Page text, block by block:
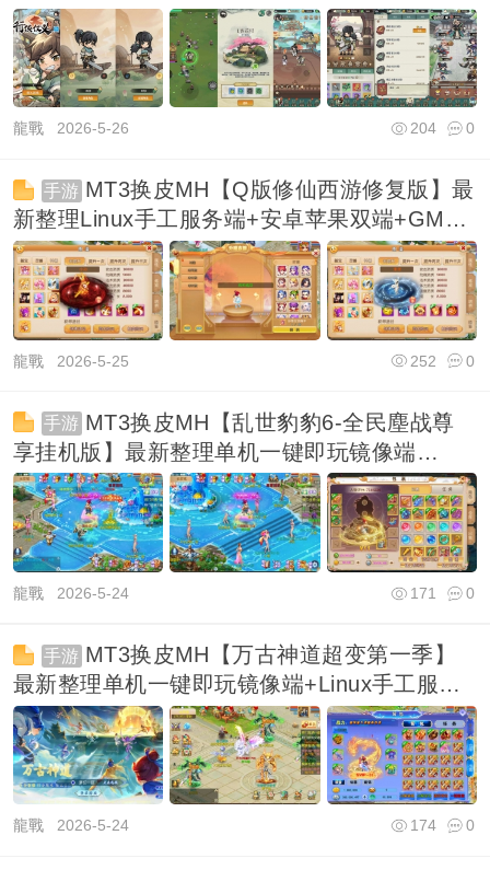
+Linux
龍戰2026-5-26 0
204
手游 MT3换皮MH【Q版修仙西游修复版】最
新整理Linux手工服务端+安卓苹果双端+GM后
台+详细搭
龍戰2026-5-25 0
252
手游 MT3换皮MH【乱世豹豹6-全民塵战尊
享挂机版】最新整理单机一键即玩镜像端
+Linux手工服
龍戰2026-5-24 0
171
手游 MT3换皮MH【万古神道超变第一季】
最新整理单机一键即玩镜像端+Linux手工服务
端+安卓苹
龍戰2026-5-24 0
174